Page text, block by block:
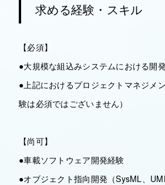
求める経験・スキル
【必須】
●大規模な組込みシステムにおける開
●上記におけるプロジェクトマネジメ
験は必須ではございません）
【尚可】
●車載ソフトウェア開発経験
●オブジェクト指向開発（SysML、